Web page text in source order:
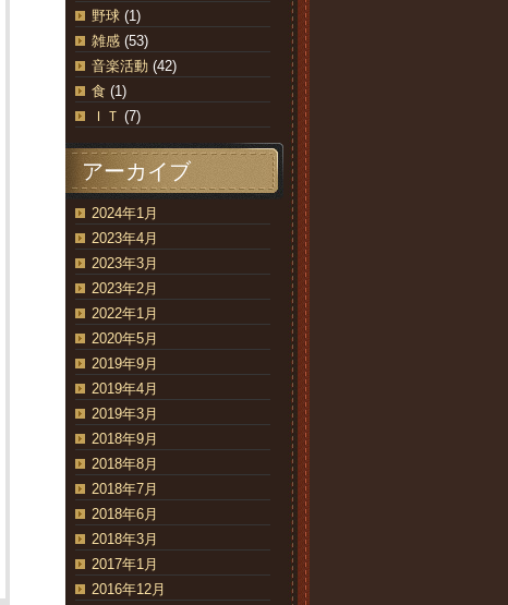
野球 (1)
雑感 (53)
音楽活動 (42)
食 (1)
ＩＴ (7)
アーカイブ
2024年1月
2023年4月
2023年3月
2023年2月
2022年1月
2020年5月
2019年9月
2019年4月
2019年3月
2018年9月
2018年8月
2018年7月
2018年6月
2018年3月
2017年1月
2016年12月